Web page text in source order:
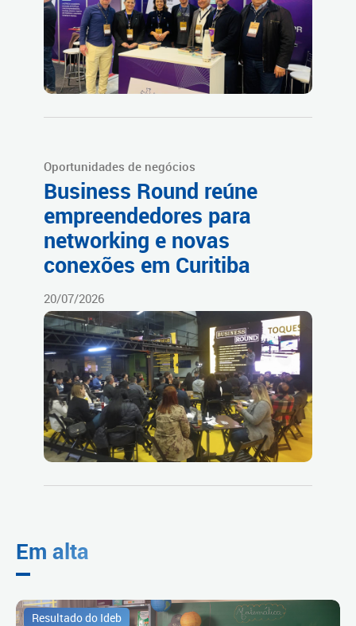
Oportunidades de negócios
Business Round reúne
empreendedores para
networking e novas
conexões em Curitiba
20/07/2026
Em alta
Resultado do Ideb